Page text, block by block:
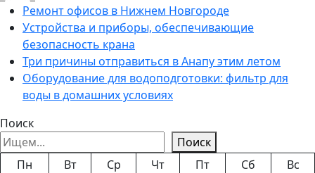
Ремонт офисов в Нижнем Новгороде
Устройства и приборы, обеспечивающие
безопасность крана
Три причины отправиться в Анапу этим летом
Оборудование для водоподготовки: фильтр для
воды в домашних условиях
Поиск
Поиск
Пн Вт Ср Чт Пт Сб
Вс